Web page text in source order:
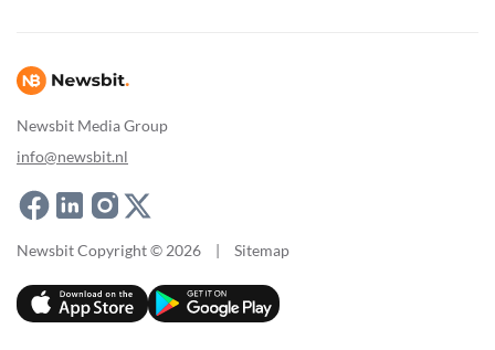
Newsbit Media Group
info@newsbit.nl
Newsbit Copyright © 2026 | Sitemap